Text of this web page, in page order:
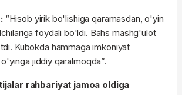
“Hisob yirik bo'lishiga qaramasdan, o'yin
foydali bo'ldi. Bahs mashg'ulot
Kubokda hammaga imkoniyat
jiddiy qaralmoqda”.
rahbariyat jamoa oldiga